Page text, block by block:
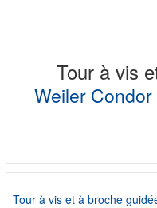
Tour à vis
Weiler
Tour à vis et à broche